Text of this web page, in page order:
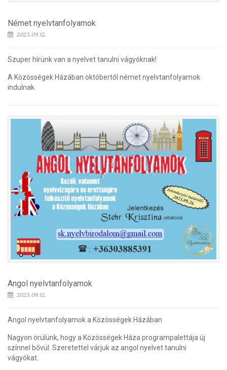
Német nyelvtanfolyamok
2023.09.12.
Szuper hírünk van a nyelvet tanulni vágyóknak!
A Közösségek Házában októbertől német nyelvtanfolyamok
indulnak.
Angol nyelvtanfolyamok
2023.09.12.
Angol nyelvtanfolyamok a Közösségek Házában
Nagyon örülünk, hogy a Közösségek Háza programpalettája új
színnel bővül. Szeretettel várjuk az angol nyelvet tanulni
vágyókat.